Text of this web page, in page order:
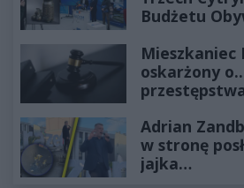
Budżetu
Mieszkaniec
oskarżony
złotych
Adrian
w stronę
jajka…